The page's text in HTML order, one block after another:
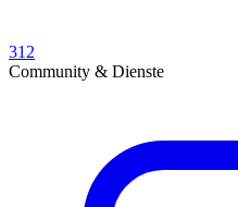
312
Community & Dienste